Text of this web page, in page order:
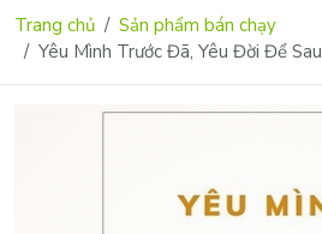
Trang chủ
Sản phẩm bán chạy
Yêu Mình Trước Đã, Yêu Đời Để Sau